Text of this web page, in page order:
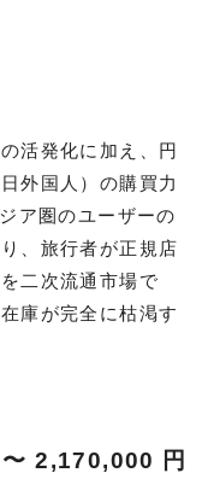
活発化に加え、円
外国人）の購買力
ア圏のユーザーの
、旅行者が正規店
二次流通市場で
庫が完全に枯渇す
2,170,000 円